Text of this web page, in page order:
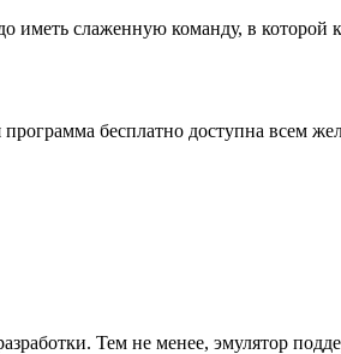
иметь слаженную команду, в которой
бесплатно доступна всем
Тем не менее, эмулятор